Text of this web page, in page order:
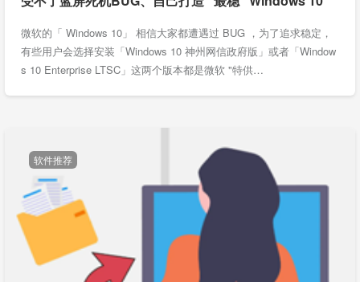
微软的「 Windows 10」 相信大家都遭遇过 BUG ，为了追求稳定，
有些用户会选择安装「Windows 10 神州网信政府版」或者「Window
s 10 Enterprise LTSC」这两个版本都是微软 "特供…
软件推荐